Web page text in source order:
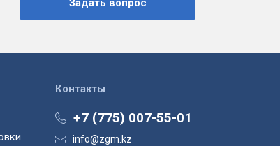
Контакты
+7 (775) 007-55-01
info@zgm.kz